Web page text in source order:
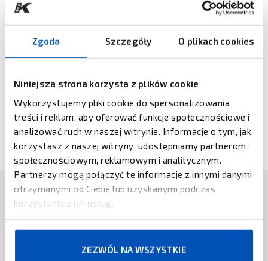
Zgoda Szczegóły O plikach cookies
Niniejsza strona korzysta z plików cookie
Wykorzystujemy pliki cookie do spersonalizowania
treści i reklam, aby oferować funkcje społecznościowe i
analizować ruch w naszej witrynie. Informacje o tym, jak
korzystasz z naszej witryny, udostępniamy partnerom
społecznościowym, reklamowym i analitycznym.
Partnerzy mogą połączyć te informacje z innymi danymi
otrzymanymi od Ciebie lub uzyskanymi podczas
korzystania z ich usług.
ZEZWÓL NA WSZYSTKIE
• Network Graph (wizualizacja i wyszukiwanie zagrożeń)
Digital Risk Protection
Więcej informacji znajduje się w broszurach
dostępnych poniżej.
PRODUKTY POWIĄZANE
Forcepoint Intrusion Prevention
System